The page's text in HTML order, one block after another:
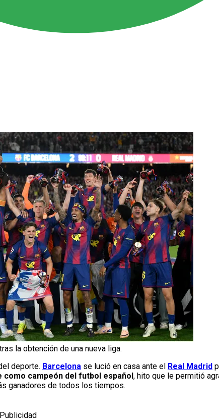
la obtención de una nueva liga.
deporte. Barcelona se lució en casa ante el Real Madrid
campeón del futbol español , hito que le permitió
ganadores de todos los tiempos.
Publicidad